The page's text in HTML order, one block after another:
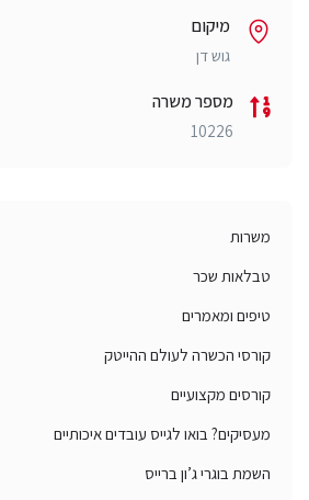
מיקום
גוש דן
מספר משרה
10226
משרות
טבלאות שכר
טיפים ומאמרים
קורסי הכשרה לעולם ההייטק
קורסים מקצועיים
מעסיקים? בואו לגייס עובדים איכותיים
השמת בוגרי ג’ון ברייס